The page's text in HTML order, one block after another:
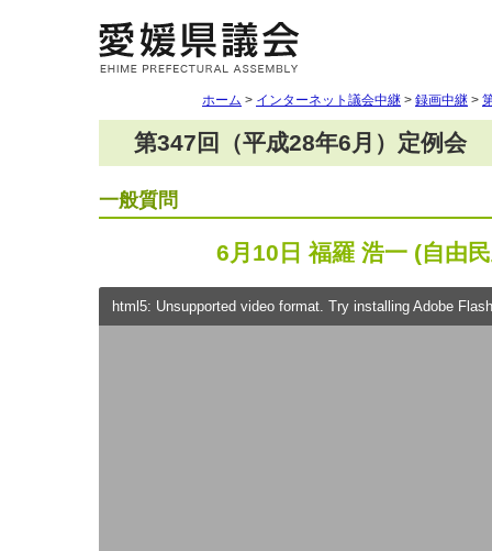
ホーム > インターネット議会中継 > 録画中継 >
第347回（平成28年6月）定例会
一般質問
6月10日 福羅 浩一 (自由
html5: Unsupported video format. Try installing Adobe